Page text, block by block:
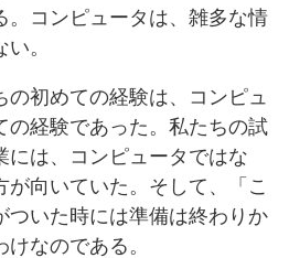
。コンピュータは、雑多な情
。
の初めての経験は、コンピュ
の経験であった。私たちの試
には、コンピュータではな
が向いていた。そして、「こ
ついた時には準備は終わりか
なのである。